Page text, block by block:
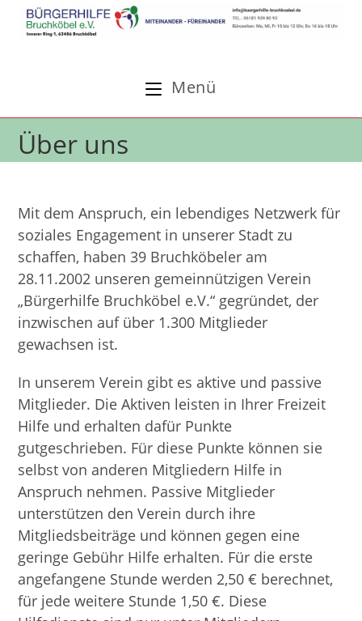
Inhalt
Menü
Über uns
Mit dem Anspruch, ein lebendiges Netzwerk für
soziales Engagement in unserer Stadt zu
schaffen, haben 39 Bruchköbeler am
28.11.2002 unseren gemeinnützigen Verein
„Bürgerhilfe Bruchköbel e.V.“ gegründet, der
inzwischen auf über 1.300 Mitglieder
gewachsen ist.
In unserem Verein gibt es aktive und passive
Mitglieder. Die Aktiven leisten in Ihrer Freizeit
Hilfe und erhalten dafür Punkte
gutgeschrieben. Für diese Punkte können sie
selbst von anderen Mitgliedern Hilfe in
Anspruch nehmen. Passive Mitglieder
unterstützen den Verein durch ihre
Mitgliedsbeiträge und können gegen eine
geringe Gebühr Hilfe erhalten. Für die erste
angefangene Stunde werden 2,50 € berechnet,
für jede weitere Stunde 1,50 €. Diese